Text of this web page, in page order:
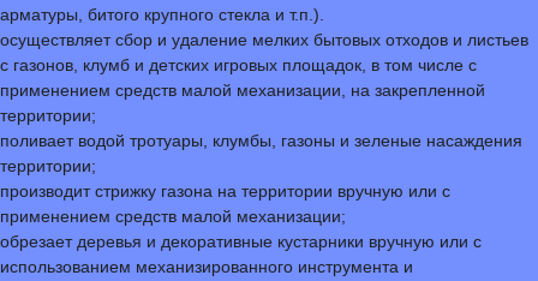
арматуры, битого крупного стекла и т.п.).
осуществляет сбор и удаление мелких бытовых отходов и листьев
с газонов, клумб и детских игровых площадок, в том числе с
применением средств малой механизации, на закрепленной
территории;
поливает водой тротуары, клумбы, газоны и зеленые насаждения
территории;
производит стрижку газона на территории вручную или с
применением средств малой механизации;
обрезает деревья и декоративные кустарники вручную или с
использованием механизированного инструмента и